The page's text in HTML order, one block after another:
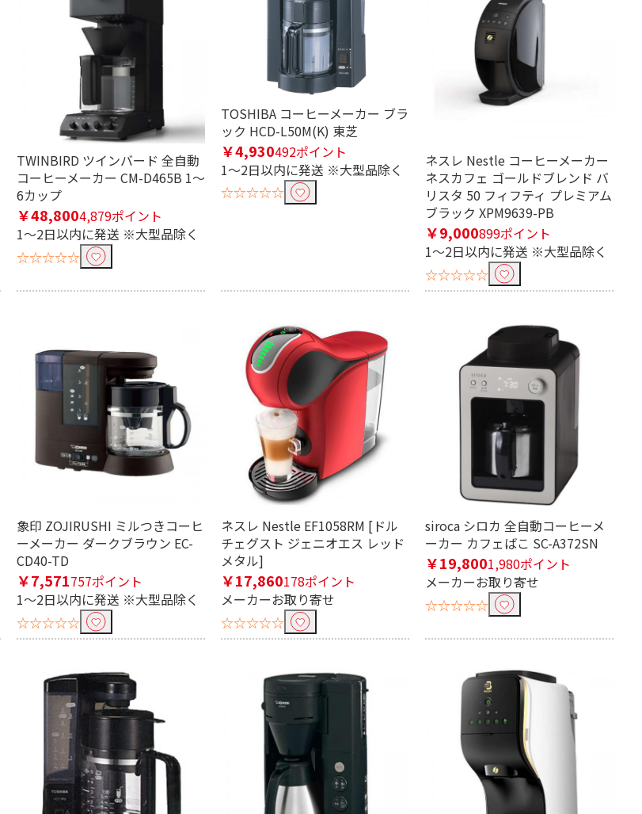
TWINBIRD ツインバード 全自動
コーヒーメーカー CM-D465B 1～
6カップ
￥48,8004,879ポイント
1～2日以内に発送 ※大型品除く
☆☆☆☆☆
TOSHIBA コーヒーメーカー ブラ
ック HCD-L50M(K) 東芝
￥4,930492ポイント
1～2日以内に発送 ※大型品除く
☆☆☆☆☆
ネスレ Nestle コーヒーメーカー
ネスカフェ ゴールドブレンド バ
リスタ 50 フィフティ プレミアム
ブラック XPM9639-PB
￥9,000899ポイント
1～2日以内に発送 ※大型品除く
☆☆☆☆☆
象印 ZOJIRUSHI ミルつきコーヒ
ーメーカー ダークブラウン EC-
CD40-TD
￥7,571757ポイント
1～2日以内に発送 ※大型品除く
☆☆☆☆☆
ネスレ Nestle EF1058RM [ドル
チェグスト ジェニオエス レッド
メタル]
￥17,860178ポイント
メーカーお取り寄せ
☆☆☆☆☆
siroca シロカ 全自動コーヒーメ
ーカー カフェばこ SC-A372SN
￥19,8001,980ポイント
メーカーお取り寄せ
☆☆☆☆☆
条件で絞り込む
外して検索します。
ミルなし 電動
5～6杯
ペーパー/メッシュ